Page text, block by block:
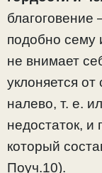
благоговение
подобно сему
не внимает
уклоняется
налево, т. е.
недостаток, и
который
Поуч.10).